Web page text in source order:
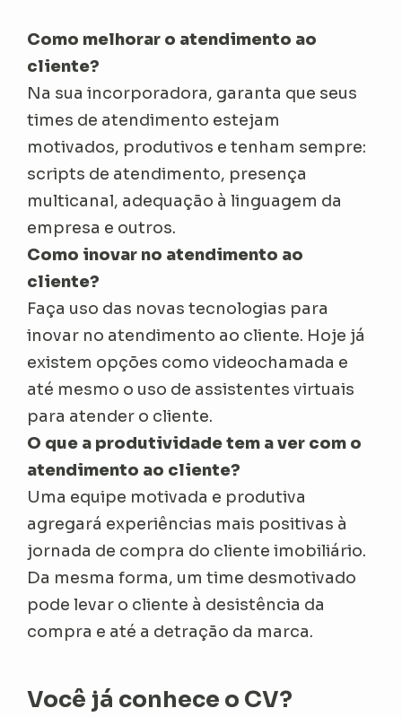
Como melhorar o atendimento ao
cliente?
Na sua incorporadora, garanta que seus
times de atendimento estejam
motivados, produtivos e tenham sempre:
scripts de atendimento, presença
multicanal, adequação à linguagem da
empresa e outros.
Como inovar no atendimento ao
cliente?
Faça uso das novas tecnologias para
inovar no atendimento ao cliente. Hoje já
existem opções como videochamada e
até mesmo o uso de assistentes virtuais
para atender o cliente.
O que a produtividade tem a ver com o
atendimento ao cliente?
Uma equipe motivada e produtiva
agregará experiências mais positivas à
jornada de compra do cliente imobiliário.
Da mesma forma, um time desmotivado
pode levar o cliente à desistência da
compra e até a detração da marca.
Você já conhece o CV?